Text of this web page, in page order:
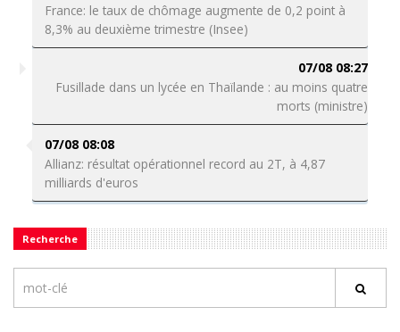
France: le taux de chômage augmente de 0,2 point à
8,3% au deuxième trimestre (Insee)
07/08 08:27
Fusillade dans un lycée en Thaïlande : au moins quatre
morts (ministre)
07/08 08:08
Allianz: résultat opérationnel record au 2T, à 4,87
milliards d'euros
Recherche